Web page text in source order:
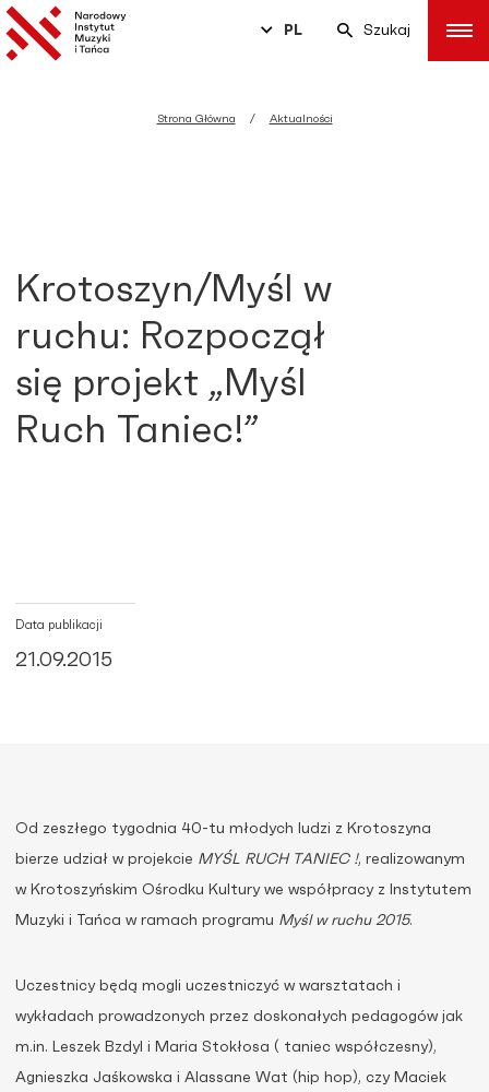
PL Szukaj
Strona Główna Aktualności
Krotoszyn/Myśl w
ruchu: Rozpoczął
się projekt „Myśl
Ruch Taniec!”
Data publikacji
21.09.2015
Od zeszłego tygodnia 40-tu młodych ludzi z Krotoszyna
bierze udział w projekcie MYŚL RUCH TANIEC !, realizowanym
w Krotoszyńskim Ośrodku Kultury we współpracy z Instytutem
Muzyki i Tańca w ramach programu Myśl w ruchu 2015.
Uczestnicy będą mogli uczestniczyć w warsztatach i
wykładach prowadzonych przez doskonałych pedagogów jak
m.in. Leszek Bzdyl i Maria Stokłosa ( taniec współczesny),
Agnieszka Jaśkowska i Alassane Wat (hip hop), czy Maciek